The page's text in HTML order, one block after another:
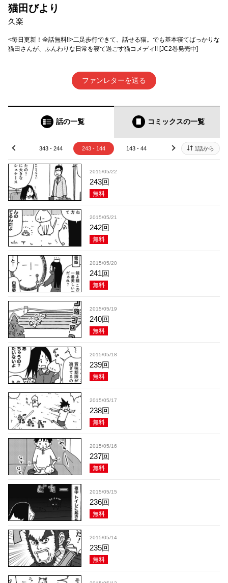
猫田びより
久楽
<毎日更新！全話無料!!>二足歩行できて、話せる猫。でも基本寝てばっかりな
猫田さんが、ふんわりな日常を寝て過ごす猫コメディ!! [JC2巻発売中]
ファンレターを送る
話の一覧 コミックスの一覧
- 344 343 - 244 243 - 144 143 - 44 43 - 1
prev next 1話から
2015/05/22
243回
無料
2015/05/21
242回
無料
2015/05/20
241回
無料
2015/05/19
240回
無料
2015/05/18
239回
無料
2015/05/17
238回
無料
2015/05/16
237回
無料
2015/05/15
236回
無料
2015/05/14
235回
無料